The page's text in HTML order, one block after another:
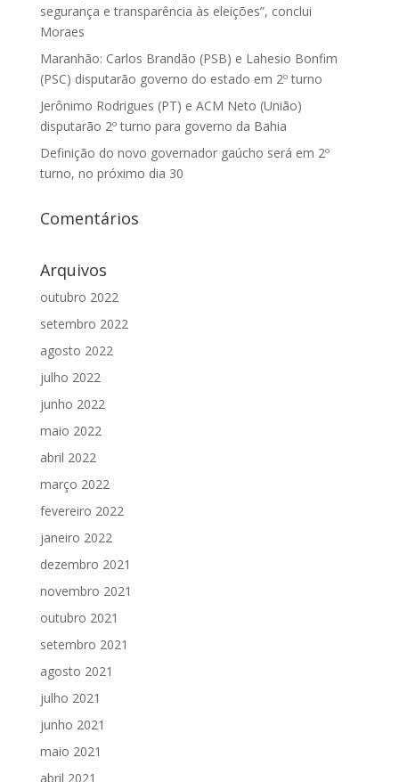
segurança e transparência às eleições”, conclui
Moraes
Maranhão: Carlos Brandão (PSB) e Lahesio Bonfim
(PSC) disputarão governo do estado em 2º turno
Jerônimo Rodrigues (PT) e ACM Neto (União)
disputarão 2º turno para governo da Bahia
Definição do novo governador gaúcho será em 2º
turno, no próximo dia 30
Comentários
Arquivos
outubro 2022
setembro 2022
agosto 2022
julho 2022
junho 2022
maio 2022
abril 2022
março 2022
fevereiro 2022
janeiro 2022
dezembro 2021
novembro 2021
outubro 2021
setembro 2021
agosto 2021
julho 2021
junho 2021
maio 2021
abril 2021